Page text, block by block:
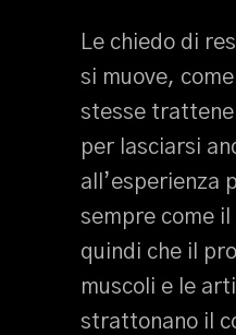
Le chiedo di
si muove,
stesse
per lasciarsi
all’esperienza
sempre come
quindi che il
muscoli e le
strattonano il